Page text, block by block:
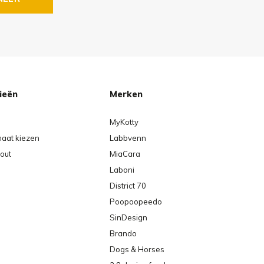
kiezen
Merken
MyKotty
Labbvenn
MiaCara
Laboni
District 70
Poopoopeedo
SinDesign
Brando
Dogs & Horses